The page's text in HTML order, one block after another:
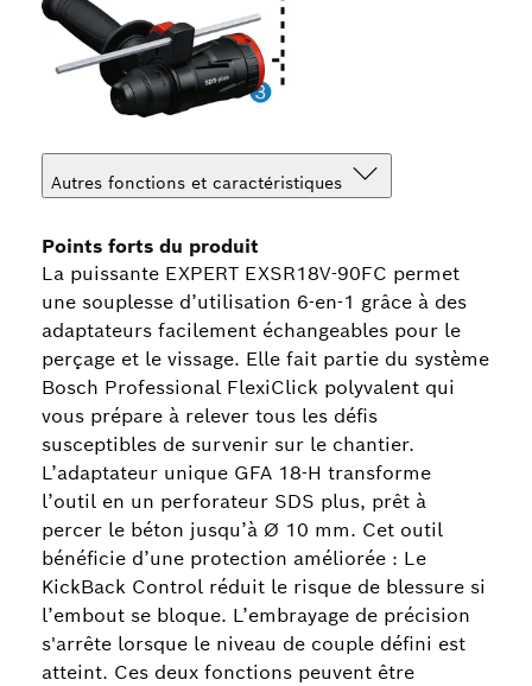
Autres fonctions et caractéristiques
Points forts du produit
La puissante EXPERT EXSR18V-90FC permet
une souplesse d’utilisation 6-en-1 grâce à des
adaptateurs facilement échangeables pour le
perçage et le vissage. Elle fait partie du système
Bosch Professional FlexiClick polyvalent qui
vous prépare à relever tous les défis
susceptibles de survenir sur le chantier.
L’adaptateur unique GFA 18-H transforme
l’outil en un perforateur SDS plus, prêt à
percer le béton jusqu’à Ø 10 mm. Cet outil
bénéficie d’une protection améliorée : Le
KickBack Control réduit le risque de blessure si
l’embout se bloque. L’embrayage de précision
s'arrête lorsque le niveau de couple défini est
atteint. Ces deux fonctions peuvent être